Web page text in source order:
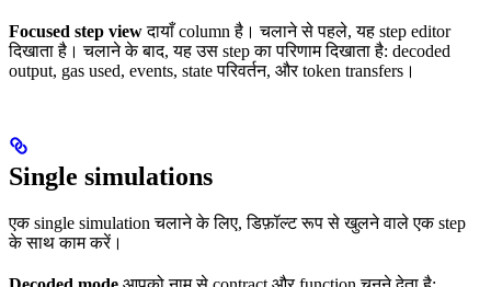
Focused step viewदायाँ column है। चलाने से पहले, यह step editor
दिखाता है। चलाने के बाद, यह उस step का परिणाम दिखाता है: decoded
output, gas used, events, state परिवर्तन, और token transfers।
Single simulations
एक single simulation चलाने के लिए, डिफ़ॉल्ट रूप से खुलने वाले एक step
के साथ काम करें।